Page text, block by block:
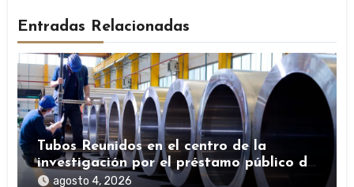
Entradas Relacionadas
Tubos Reunidos en el centro de la
investigación por el préstamo público de
la SEPI durante la pandemia
agosto 4, 2026